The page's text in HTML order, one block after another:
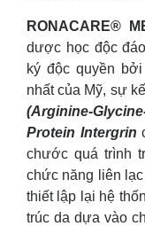
RONACARE®
dược học độc
ký độc quyền
nhất của Mỹ, sự
(Arginine-
Protein Intergrin
chước quá trình
chức năng liên
thiết lập lại hệ
trúc da dựa vào